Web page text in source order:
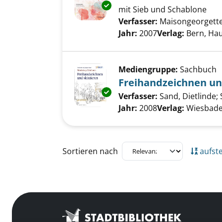
Exemplar-Details von Bunt
mit Sieb und Schablone
Verfasser:
Jahr: 2007Verlag: Bern,
Exemplar-Details von
Mediengruppe: Sachbuch
Freihandzeichnen
Verfasser: Sand, Dietlinde;
Jahr: 2008Verlag:
Zu den Suchfiltern springen
Sortieren nach